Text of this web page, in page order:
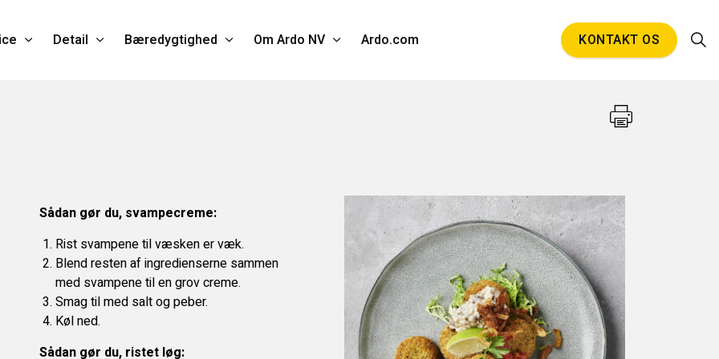
Detail Bæredygtighed Om Ardo NV Ardo.com KONTAKT OS
Sådan gør du, svampecreme:
Rist svampene til væsken er væk.
Blend resten af ingredienserne sammen
med svampene til en grov creme.
Smag til med salt og peber.
Køl ned.
Sådan gør du, ristet løg: